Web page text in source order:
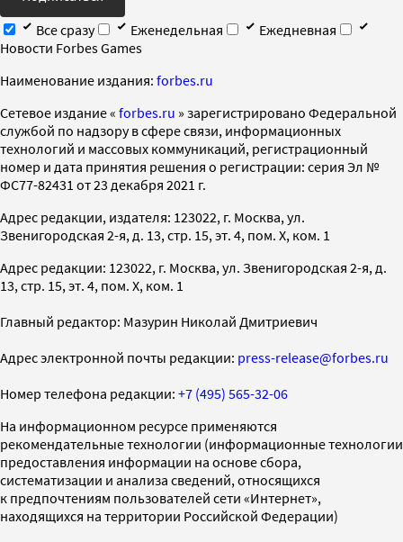
Все сразу
Еженедельная
Ежедневная
Новости Forbes Games
Наименование издания: forbes.ru
Cетевое издание « forbes.ru » зарегистрировано Федеральной
службой по надзору в сфере связи, информационных
технологий и массовых коммуникаций, регистрационный
номер и дата принятия решения о регистрации: серия Эл №
ФС77-82431 от 23 декабря 2021 г.
Адрес редакции, издателя: 123022, г. Москва, ул.
Звенигородская 2-я, д. 13, стр. 15, эт. 4, пом. X, ком. 1
Адрес редакции: 123022, г. Москва, ул. Звенигородская 2-я, д.
13, стр. 15, эт. 4, пом. X, ком. 1
Главный редактор: Мазурин Николай Дмитриевич
Адрес электронной почты редакции: press-release@forbes.ru
Номер телефона редакции: +7 (495) 565-32-06
На информационном ресурсе применяются
рекомендательные технологии (информационные технологии
предоставления информации на основе сбора,
систематизации и анализа сведений, относящихся
к предпочтениям пользователей сети «Интернет»,
находящихся на территории Российской Федерации)